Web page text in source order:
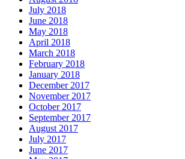
July 2018
June 2018
May 2018
April 2018
March 2018
February 2018
January 2018
December 2017
November 2017
October 2017
September 2017
August 2017
July 2017
June 2017